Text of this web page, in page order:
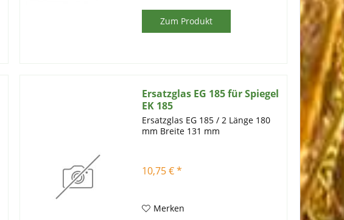
Zum Produkt
Ersatzglas EG 185 für Spiegel
EK 185
Ersatzglas EG 185 / 2 ​Länge 180
mm Breite 131 mm
10,75 € *
Merken